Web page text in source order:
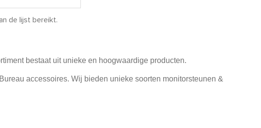
bestaat uit unieke en hoogwaardige producten.
accessoires. Wij bieden unieke soorten monitorsteunen &
de lijst bereikt.